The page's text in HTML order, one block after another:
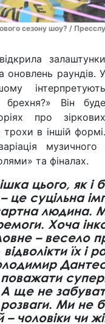
сезону шоу? /
залаштунки
оновлень раундів. У
інтерпретують
Він буде
про зіркових
трохи в іншій формі.
музичного
та фіналах.
цього, як і
це суцільна
людина.
Хоча
– весело
їх і
ще не
Ми не
чоловіки чи